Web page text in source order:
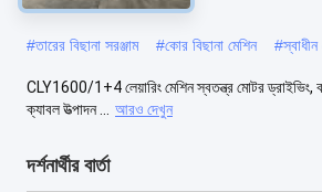
#তারের বিছানা সরঞ্জাম #কোর বিছানা মেশিন #
CLY1600/1+4 লেয়ারিং মেশিন স্বতন্ত্র মোটর ড্রাইভিং,
ক্যাবল উত্পাদন ...
আরও দেখুন
দর্শনার্থীর বার্তা